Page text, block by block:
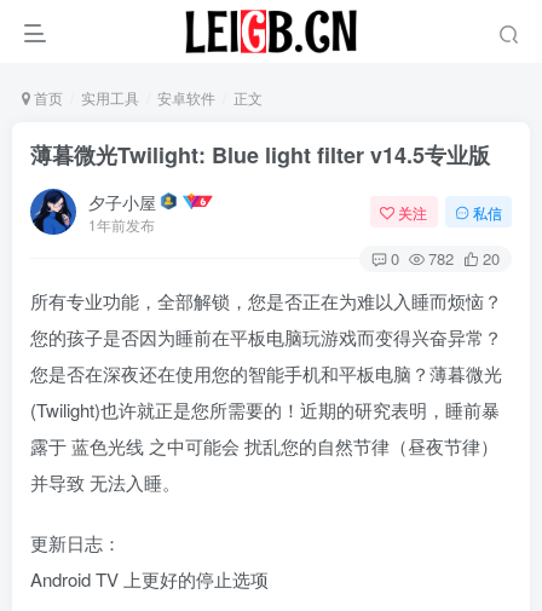
首页 实用工具 安卓软件 正文
薄暮微光Twilight: Blue light filter v14.5专业版
夕子小屋
1年前发布
关注 私信
0 782 20
所有专业功能，全部解锁，您是否正在为难以入睡而烦恼？
您的孩子是否因为睡前在平板电脑玩游戏而变得兴奋异常？
您是否在深夜还在使用您的智能手机和平板电脑？薄暮微光
(Twilight)也许就正是您所需要的！近期的研究表明，睡前暴
露于 蓝色光线 之中可能会 扰乱您的自然节律（昼夜节律）
并导致 无法入睡。
更新日志：
Android TV 上更好的停止选项